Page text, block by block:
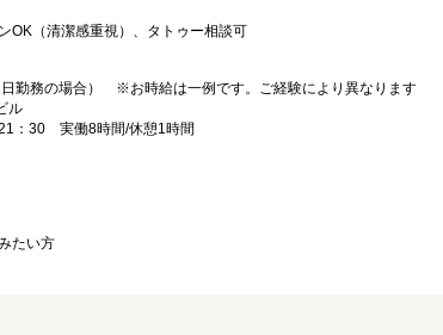
OK（清潔感重視）、タトゥー相談可
勤務の場合） ※お時給は一例です。ご経験により異なります
ル
：30 実働8時間/休憩1時間
たい方